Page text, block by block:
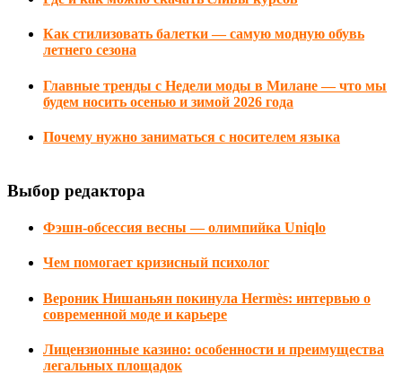
Как стилизовать балетки — самую модную обувь
летнего сезона
Главные тренды с Недели моды в Милане — что мы
будем носить осенью и зимой 2026 года
Почему нужно заниматься с носителем языка
Выбор редактора
Фэшн-обсессия весны — олимпийка Uniqlo
Чем помогает кризисный психолог
Вероник Нишаньян покинула Hermès: интервью о
современной моде и карьере
Лицензионные казино: особенности и преимущества
легальных площадок